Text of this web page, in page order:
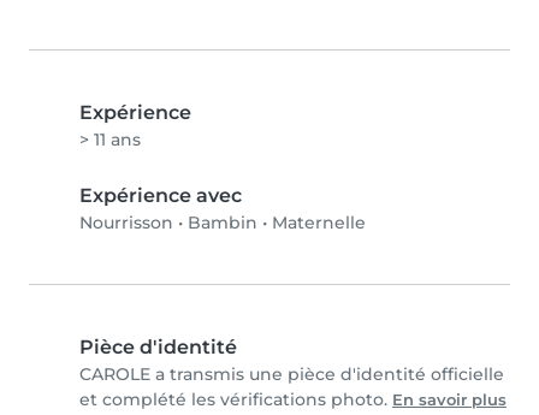
Expérience
> 11 ans
Expérience avec
Nourrisson • Bambin • Maternelle
Pièce d'identité
CAROLE a transmis une pièce d'identité officielle
et complété les vérifications photo. En savoir plus